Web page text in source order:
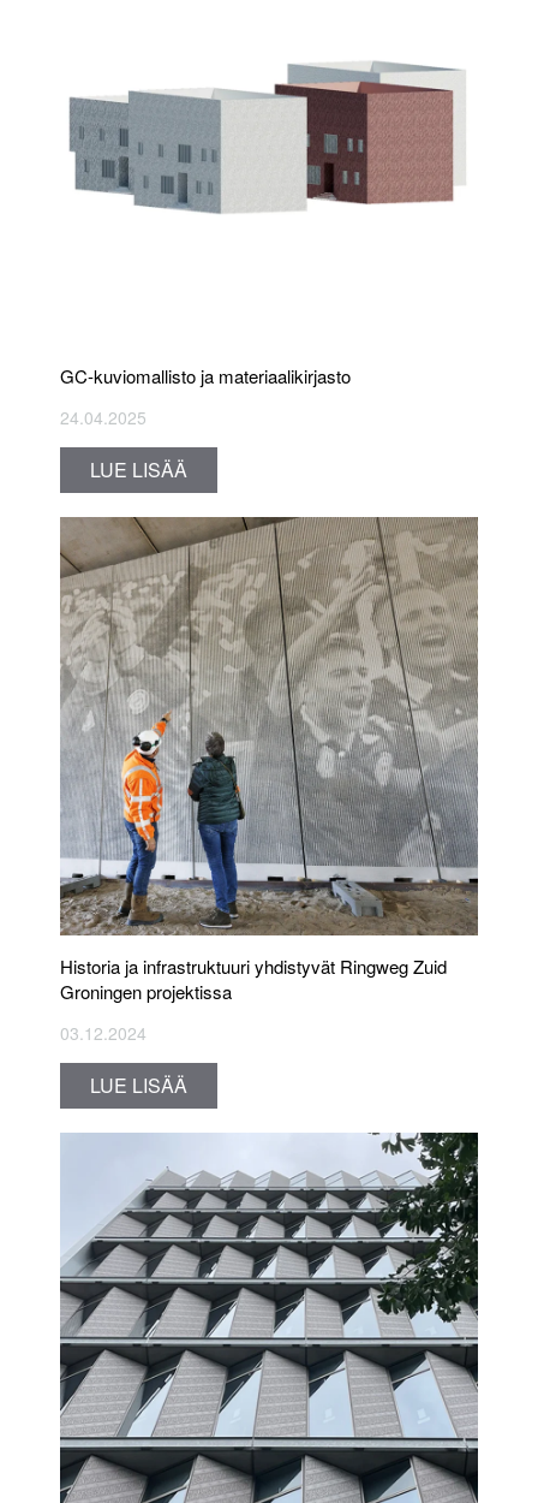
GC-kuviomallisto ja materiaalikirjasto
24.04.2025
LUE LISÄÄ
Historia ja infrastruktuuri yhdistyvät Ringweg Zuid
Groningen projektissa
03.12.2024
LUE LISÄÄ